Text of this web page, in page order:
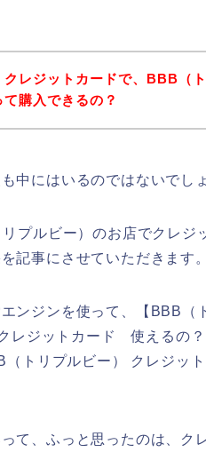
クレジットカードで、BBB（
て購入できるの？
中にはいるのではないでし
プルビー）のお店でクレジ
記事にさせていただきます。
ンジンを使って、【BBB（
レジットカード 使えるの
（トリプルビー） クレジッ
て、ふっと思ったのは、ク